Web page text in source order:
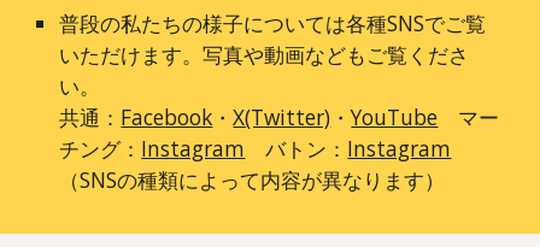
普段の私たちの様子については各種SNSでご覧
いただけます。写真や動画などもご覧くださ
い。
共通： Facebook ・X(Twitter) ・YouTube マー
チング： Instagram バトン： Instagram
（SNSの種類によって内容が異なります）